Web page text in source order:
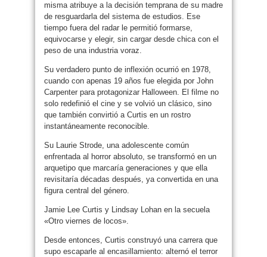
misma atribuye a la decisión temprana de su madre
de resguardarla del sistema de estudios. Ese
tiempo fuera del radar le permitió formarse,
equivocarse y elegir, sin cargar desde chica con el
peso de una industria voraz.
Su verdadero punto de inflexión ocurrió en 1978,
cuando con apenas 19 años fue elegida por John
Carpenter para protagonizar Halloween. El filme no
solo redefinió el cine y se volvió un clásico, sino
que también convirtió a Curtis en un rostro
instantáneamente reconocible.
Su Laurie Strode, una adolescente común
enfrentada al horror absoluto, se transformó en un
arquetipo que marcaría generaciones y que ella
revisitaría décadas después, ya convertida en una
figura central del género.
Jamie Lee Curtis y Lindsay Lohan en la secuela
«Otro viernes de locos».
Desde entonces, Curtis construyó una carrera que
supo escaparle al encasillamiento: alternó el terror